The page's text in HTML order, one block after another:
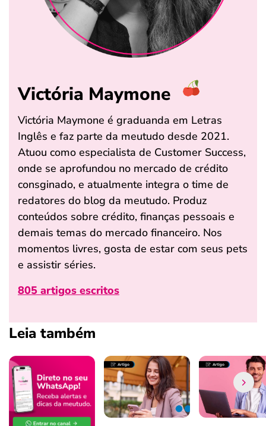
Victória Maymone
Victória Maymone é graduanda em Letras
Inglês e faz parte da meutudo desde 2021.
Atuou como especialista de Customer Success,
onde se aprofundou no mercado de crédito
consginado, e atualmente integra o time de
redatores do blog da meutudo. Produz
conteúdos sobre crédito, finanças pessoais e
demais temas do mercado financeiro. Nos
momentos livres, gosta de estar com seus pets
e assistir séries.
805 artigos escritos
Leia também